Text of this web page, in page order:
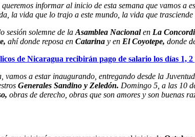
informar al inicio de esta semana que vamos a
la vida que lo trajo a este mundo, la vida que
sesión solemne de la Asamblea Nacionalen La
ahí donde reposa en Catarina y en El Coyotepe, donde
de Nicaragua recibirán pago de salario los días 1,
a estar inaugurando, entregando desde la
Generales Sandino y Zeledón. Domingo 5, a las 10
obras de derecho, obras que son amores y son buenas